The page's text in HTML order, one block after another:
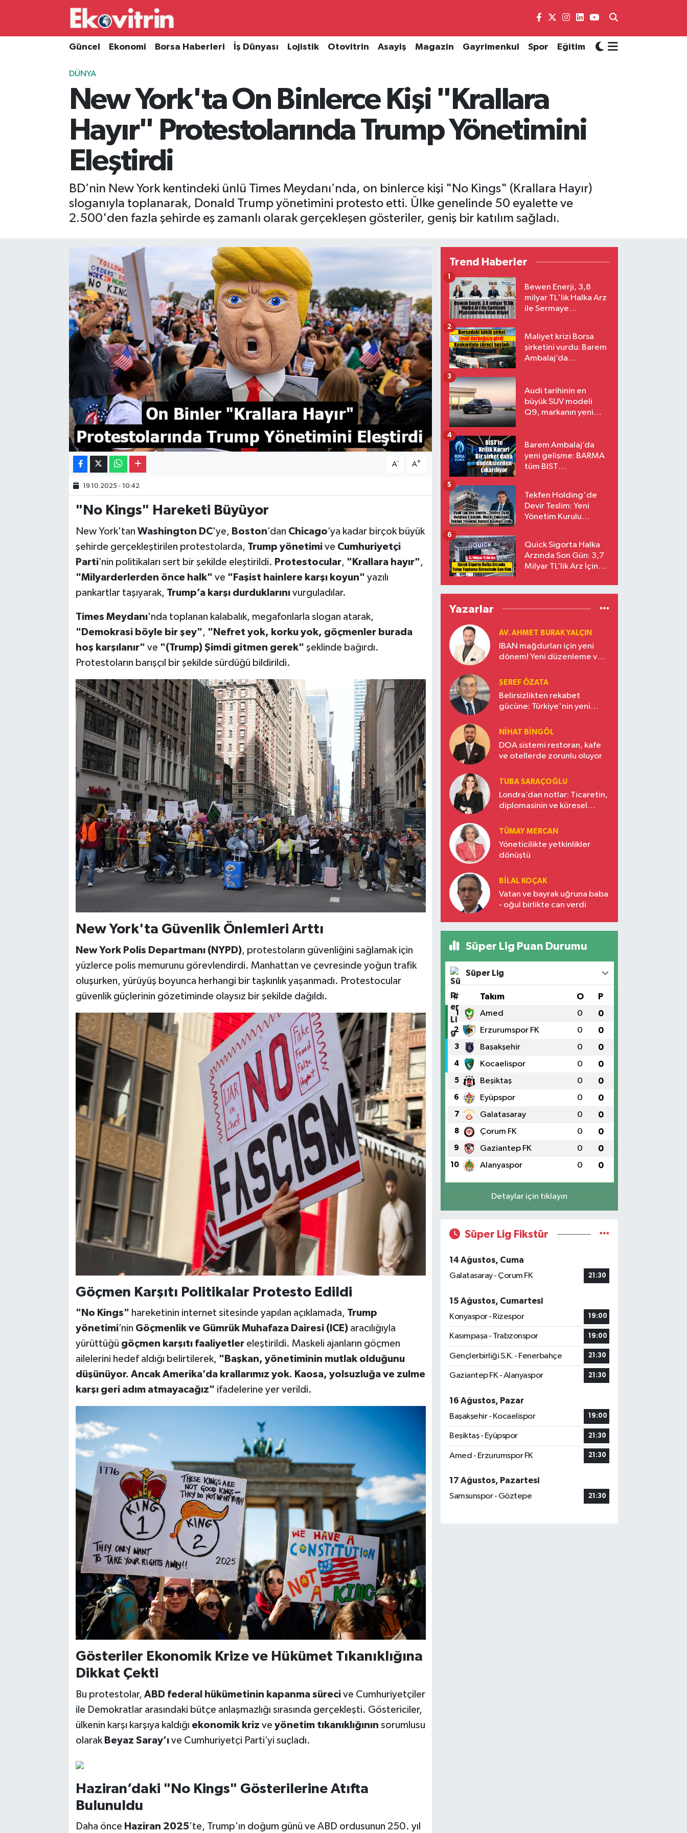
Güncel Ekonomi Borsa Haberleri İş Dünyası Lojistik Otovitrin Asayiş Magazin Gayrimenkul Spor Eğitim
DÜNYA
New York'ta On Binlerce Kişi "Krallara
Hayır" Protestolarında Trump Yönetimini
Eleştirdi
BD’nin New York kentindeki ünlü Times Meydanı’nda, on binlerce kişi "No Kings" (Krallara Hayır)
sloganıyla toplanarak, Donald Trump yönetimini protesto etti. Ülke genelinde 50 eyalette ve
2.500'den fazla şehirde eş zamanlı olarak gerçekleşen gösteriler, geniş bir katılım sağladı.
A- A+
19.10.2025 - 10:42
"No Kings" Hareketi Büyüyor
New York'tan Washington DC'ye, Boston’dan Chicago’ya kadar birçok büyük
şehirde gerçekleştirilen protestolarda, Trump yönetimive Cumhuriyetçi
Parti’nin politikaları sert bir şekilde eleştirildi. Protestocular, "Krallara hayır",
"Milyarderlerden önce halk" ve "Faşist hainlere karşı koyun" yazılı
pankartlar taşıyarak, Trump’a karşı durduklarınıvurguladılar.
Times Meydanı'nda toplanan kalabalık, megafonlarla slogan atarak,
"Demokrasi böyle bir şey", "Nefret yok, korku yok, göçmenler burada
hoş karşılanır" ve "(Trump) Şimdi gitmen gerek" şeklinde bağırdı.
Protestoların barışçıl bir şekilde sürdüğü bildirildi.
New York'ta Güvenlik Önlemleri Arttı
New York Polis Departmanı (NYPD), protestoların güvenliğini sağlamak için
yüzlerce polis memurunu görevlendirdi. Manhattan ve çevresinde yoğun trafik
oluşurken, yürüyüş boyunca herhangi bir taşkınlık yaşanmadı. Protestocular
güvenlik güçlerinin gözetiminde olaysız bir şekilde dağıldı.
Göçmen Karşıtı Politikalar Protesto Edildi
"No Kings" hareketinin internet sitesinde yapılan açıklamada, Trump
yönetimi’nin Göçmenlik ve Gümrük Muhafaza Dairesi (ICE)aracılığıyla
yürüttüğü göçmen karşıtı faaliyetlereleştirildi. Maskeli ajanların göçmen
ailelerini hedef aldığı belirtilerek, "Başkan, yönetiminin mutlak olduğunu
düşünüyor. Ancak Amerika’da krallarımız yok. Kaosa, yolsuzluğa ve zulme
karşı geri adım atmayacağız" ifadelerine yer verildi.
Gösteriler Ekonomik Krize ve Hükümet Tıkanıklığına
Dikkat Çekti
Bu protestolar, ABD federal hükümetinin kapanma sürecive Cumhuriyetçiler
ile Demokratlar arasındaki bütçe anlaşmazlığı sırasında gerçekleşti. Göstericiler,
ülkenin karşı karşıya kaldığı ekonomik kriz ve yönetim tıkanıklığının sorumlusu
olarak Beyaz Saray’ıve Cumhuriyetçi Parti’yi suçladı.
Haziran’daki "No Kings" Gösterilerine Atıfta
Bulunuldu
Daha önce Haziran 2025’te, Trump’ın doğum günü ve ABD ordusunun 250. yıl
Trend Haberler
Bewen Enerji, 3,8
milyar TL'lik Halka Arz
ile Sermaye
Maliyet krizi Borsa
şirketini vurdu: Barem
Ambalaj’da
2
Audi tarihinin en
büyük SUV modeli
Q9, markanın yeni
3
Barem Ambalaj’da
yeni gelişme: BARMA
tüm BIST
4
Tekfen Holding'de
Devir Teslim: Yeni
Yönetim Kurulu
5
Quick Sigorta Halka
Arzında Son Gün: 3,7
Milyar TL’lik Arz İçin
Eriyor
6
Yazarlar
AV. AHMET BURAK YALÇIN
IBAN mağdurları için yeni
dönem! Yeni düzenleme ve
ŞEREF ÖZATA
Belirsizlikten rekabet
gücüne: Türkiye'nin yeni
NIHAT BINGÖL
DOA sistemi restoran, kafe
ve otellerde zorunlu oluyor
TUBA SARAÇOĞLU
Londra’dan notlar: Ticaretin,
diplomasinin ve küresel
Türkiye’nin yükselen gücü
TÜMAY MERCAN
Yöneticilikte yetkinlikler
dönüştü
BILAL KOÇAK
Vatan ve bayrak uğruna baba
- oğul birlikte can verdi
Süper Lig Puan Durumu
Süper Lig
# Takım O P
1 Amed 0 0
2 Erzurumspor FK 0 0
3 Başakşehir 0 0
4 Kocaelispor 0 0
5 Beşiktaş 0 0
6 Eyüpspor 0 0
7 Galatasaray 0 0
8 Çorum FK 0 0
9 Gaziantep FK 0 0
10 Alanyaspor 0 0
Detaylar için tıklayın
Süper Lig Fikstür
14 Ağustos, Cuma
Galatasaray - Çorum FK
21:30
15 Ağustos, Cumartesi
Konyaspor - Rizespor
19:00
Kasımpaşa - Trabzonspor 19:00
Gençlerbirliği S.K. - Fenerbahçe 21:30
Gaziantep FK - Alanyaspor 21:30
16 Ağustos, Pazar
Başakşehir - Kocaelispor
19:00
Beşiktaş - Eyüpspor 21:30
Amed - Erzurumspor FK 21:30
17 Ağustos, Pazartesi
Samsunspor - Göztepe
21:30
Güncel
Borsa Haberleri
Hava Durumu
Süper Lig Puan Durumu ve Fikstür
Tüm Manşetler
Son Dakika Haberleri
Haber Arşivi